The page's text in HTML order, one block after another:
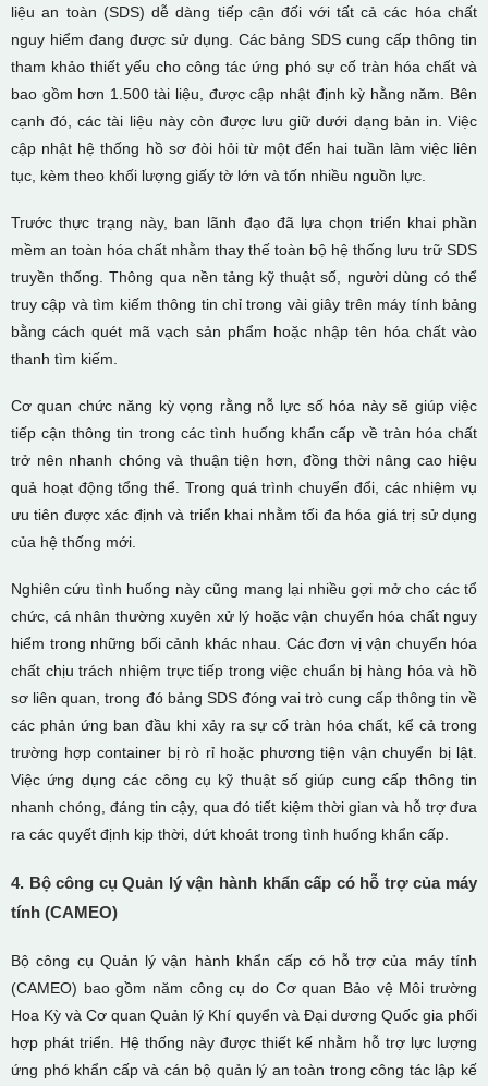
liệu an toàn (SDS) dễ dàng tiếp cận đối với tất cả các hóa chất
nguy hiểm đang được sử dụng. Các bảng SDS cung cấp thông tin
tham khảo thiết yếu cho công tác ứng phó sự cố tràn hóa chất và
bao gồm hơn 1.500 tài liệu, được cập nhật định kỳ hằng năm. Bên
cạnh đó, các tài liệu này còn được lưu giữ dưới dạng bản in. Việc
cập nhật hệ thống hồ sơ đòi hỏi từ một đến hai tuần làm việc liên
tục, kèm theo khối lượng giấy tờ lớn và tốn nhiều nguồn lực.
Trước thực trạng này, ban lãnh đạo đã lựa chọn triển khai phần
mềm an toàn hóa chất nhằm thay thế toàn bộ hệ thống lưu trữ SDS
truyền thống. Thông qua nền tảng kỹ thuật số, người dùng có thể
truy cập và tìm kiếm thông tin chỉ trong vài giây trên máy tính bảng
bằng cách quét mã vạch sản phẩm hoặc nhập tên hóa chất vào
thanh tìm kiếm.
Cơ quan chức năng kỳ vọng rằng nỗ lực số hóa này sẽ giúp việc
tiếp cận thông tin trong các tình huống khẩn cấp về tràn hóa chất
trở nên nhanh chóng và thuận tiện hơn, đồng thời nâng cao hiệu
quả hoạt động tổng thể. Trong quá trình chuyển đổi, các nhiệm vụ
ưu tiên được xác định và triển khai nhằm tối đa hóa giá trị sử dụng
của hệ thống mới.
Nghiên cứu tình huống này cũng mang lại nhiều gợi mở cho các tổ
chức, cá nhân thường xuyên xử lý hoặc vận chuyển hóa chất nguy
hiểm trong những bối cảnh khác nhau. Các đơn vị vận chuyển hóa
chất chịu trách nhiệm trực tiếp trong việc chuẩn bị hàng hóa và hồ
sơ liên quan, trong đó bảng SDS đóng vai trò cung cấp thông tin về
các phản ứng ban đầu khi xảy ra sự cố tràn hóa chất, kể cả trong
trường hợp container bị rò rỉ hoặc phương tiện vận chuyển bị lật.
Việc ứng dụng các công cụ kỹ thuật số giúp cung cấp thông tin
nhanh chóng, đáng tin cậy, qua đó tiết kiệm thời gian và hỗ trợ đưa
ra các quyết định kịp thời, dứt khoát trong tình huống khẩn cấp.
4. Bộ công cụ Quản lý vận hành khẩn cấp có hỗ trợ của máy
tính (CAMEO)
Bộ công cụ Quản lý vận hành khẩn cấp có hỗ trợ của máy tính
(CAMEO) bao gồm năm công cụ do Cơ quan Bảo vệ Môi trường
Hoa Kỳ và Cơ quan Quản lý Khí quyển và Đại dương Quốc gia phối
hợp phát triển. Hệ thống này được thiết kế nhằm hỗ trợ lực lượng
ứng phó khẩn cấp và cán bộ quản lý an toàn trong công tác lập kế